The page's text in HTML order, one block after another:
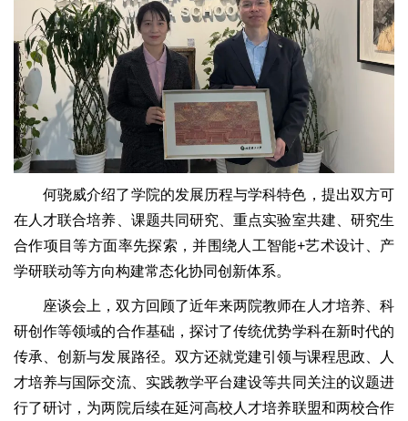
何骁威介绍了学院的发展历程与学科特色，提出双方可
在人才联合培养、课题共同研究、重点实验室共建、研究生
合作项目等方面率先探索，并围绕人工智能+艺术设计、产
学研联动等方向构建常态化协同创新体系。
座谈会上，双方回顾了近年来两院教师在人才培养、科
研创作等领域的合作基础，探讨了传统优势学科在新时代的
传承、创新与发展路径。双方还就党建引领与课程思政、人
才培养与国际交流、实践教学平台建设等共同关注的议题进
行了研讨，为两院后续在延河高校人才培养联盟和两校合作